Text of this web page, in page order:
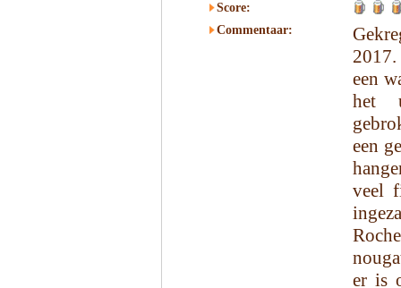
Score:
Commentaar:
een
het
een
veel
er is